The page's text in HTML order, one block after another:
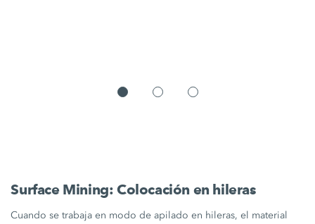
Surface Mining: Colocación en hileras
Cuando se trabaja en modo de apilado en hileras, el material